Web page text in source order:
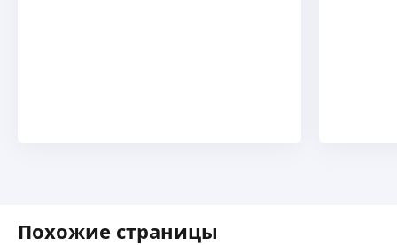
Похожие страницы